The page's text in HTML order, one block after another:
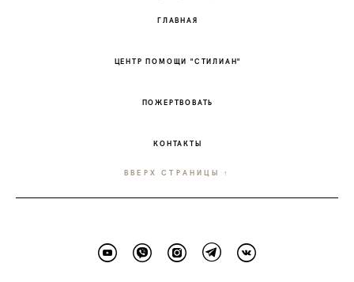
ГЛАВНАЯ
ЦЕНТР ПОМОЩИ "СТИЛИАН"
ПОЖЕРТВОВАТЬ
КОНТАКТЫ
ВВЕРХ СТРАНИЦЫ ↑